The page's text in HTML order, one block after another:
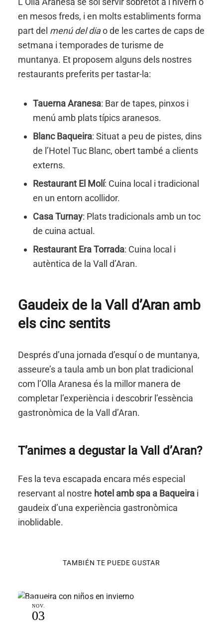
en mesos freds, i en molts establiments forma
part del menú del diao de les cartes de caps de
setmana i temporades de turisme de
muntanya. Et proposem alguns dels nostres
restaurants preferits per tastar-la:
Tauerna Aranesa: Bar de tapes, pinxos i
menú amb plats típics aranesos.
Blanc Baqueira: Situat a peu de pistes, dins
de l’Hotel Tuc Blanc, obert també a clients
externs.
Restaurant El Molí: Cuina local i tradicional
en un entorn acollidor.
Casa Turnay: Plats tradicionals amb un toc
de cuina actual.
Restaurant Era Torrada: Cuina local i
autèntica de la Vall d’Aran.
Gaudeix de la Vall d’Aran amb
els cinc sentits
Després d’una jornada d’esquí o de muntanya,
asseure’s a taula amb un bon plat tradicional
com l’Olla Aranesa és la millor manera de
completar l’experiència i descobrir l’essència
gastronòmica de la Vall d’Aran.
T’animes a degustar la Vall d’Aran?
Fes la teva escapada encara més especial
reservant al nostre hotel amb spa a Baqueirai
gaudeix d’una experiència gastronòmica
inoblidable.
TAMBIÉN TE PUEDE GUSTAR
NOV.
03